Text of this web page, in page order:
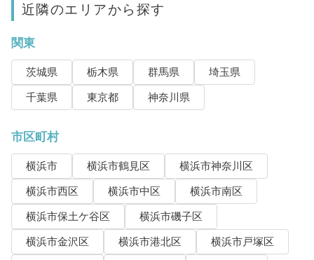
近隣のエリアから探す
関東
茨城県 栃木県 群馬県
埼玉県
千葉県
東京都 神奈川県
市区町村
横浜市 横浜市鶴見区
横浜市神奈川区
横浜市西区
横浜市中区
横浜市南区
横浜市保土ケ谷区
横浜市磯子区
横浜市金沢区
横浜市港北区
横浜市戸塚区